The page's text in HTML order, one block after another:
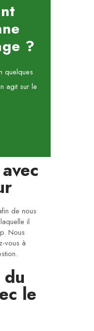
?
quelques
agit sur le
de nous
il
Nous
vous à
le